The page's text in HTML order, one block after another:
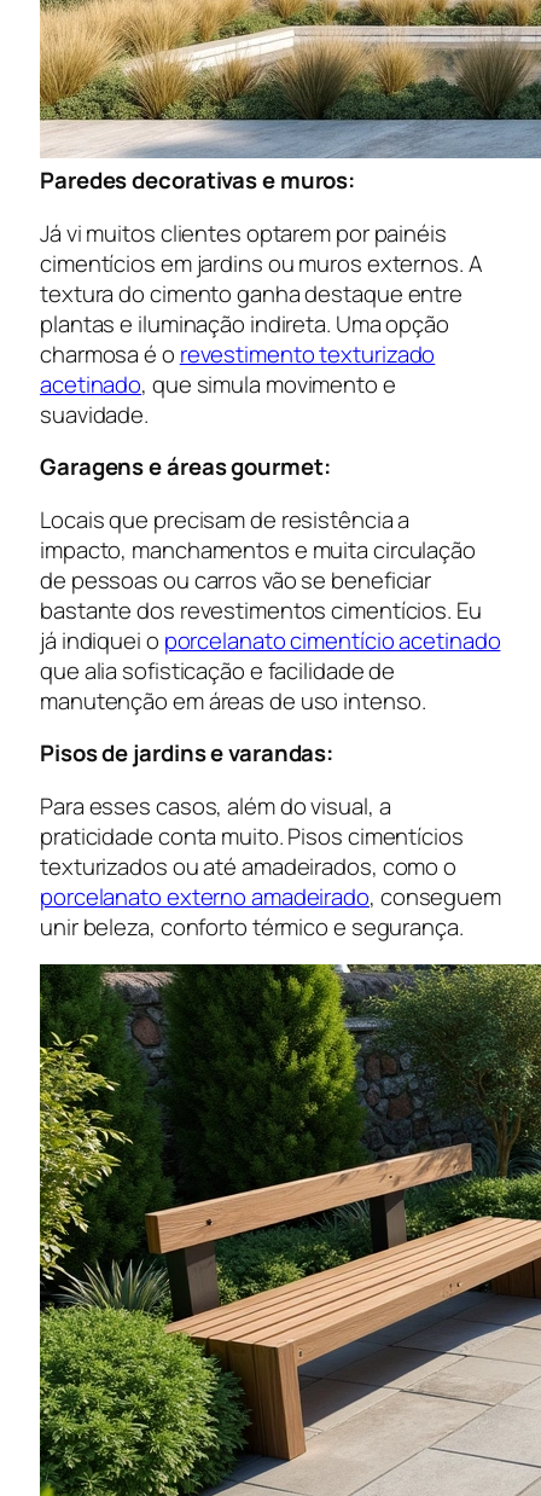
Paredes decorativas e muros:
Já vi muitos clientes optarem por painéis
cimentícios em jardins ou muros externos. A
textura do cimento ganha destaque entre
plantas e iluminação indireta. Uma opção
charmosa é o revestimento texturizado
acetinado, que simula movimento e
suavidade.
Garagens e áreas gourmet:
Locais que precisam de resistência a
impacto, manchamentos e muita circulação
de pessoas ou carros vão se beneficiar
bastante dos revestimentos cimentícios. Eu
já indiquei o porcelanato cimentício acetinado
que alia sofisticação e facilidade de
manutenção em áreas de uso intenso.
Pisos de jardins e varandas:
Para esses casos, além do visual, a
praticidade conta muito. Pisos cimentícios
texturizados ou até amadeirados, como o
porcelanato externo amadeirado, conseguem
unir beleza, conforto térmico e segurança.